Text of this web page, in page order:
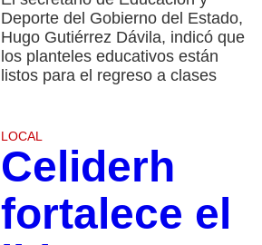
Deporte del Gobierno del Estado,
Hugo Gutiérrez Dávila, indicó que
los planteles educativos están
listos para el regreso a clases
LOCAL
Celiderh
fortalece el